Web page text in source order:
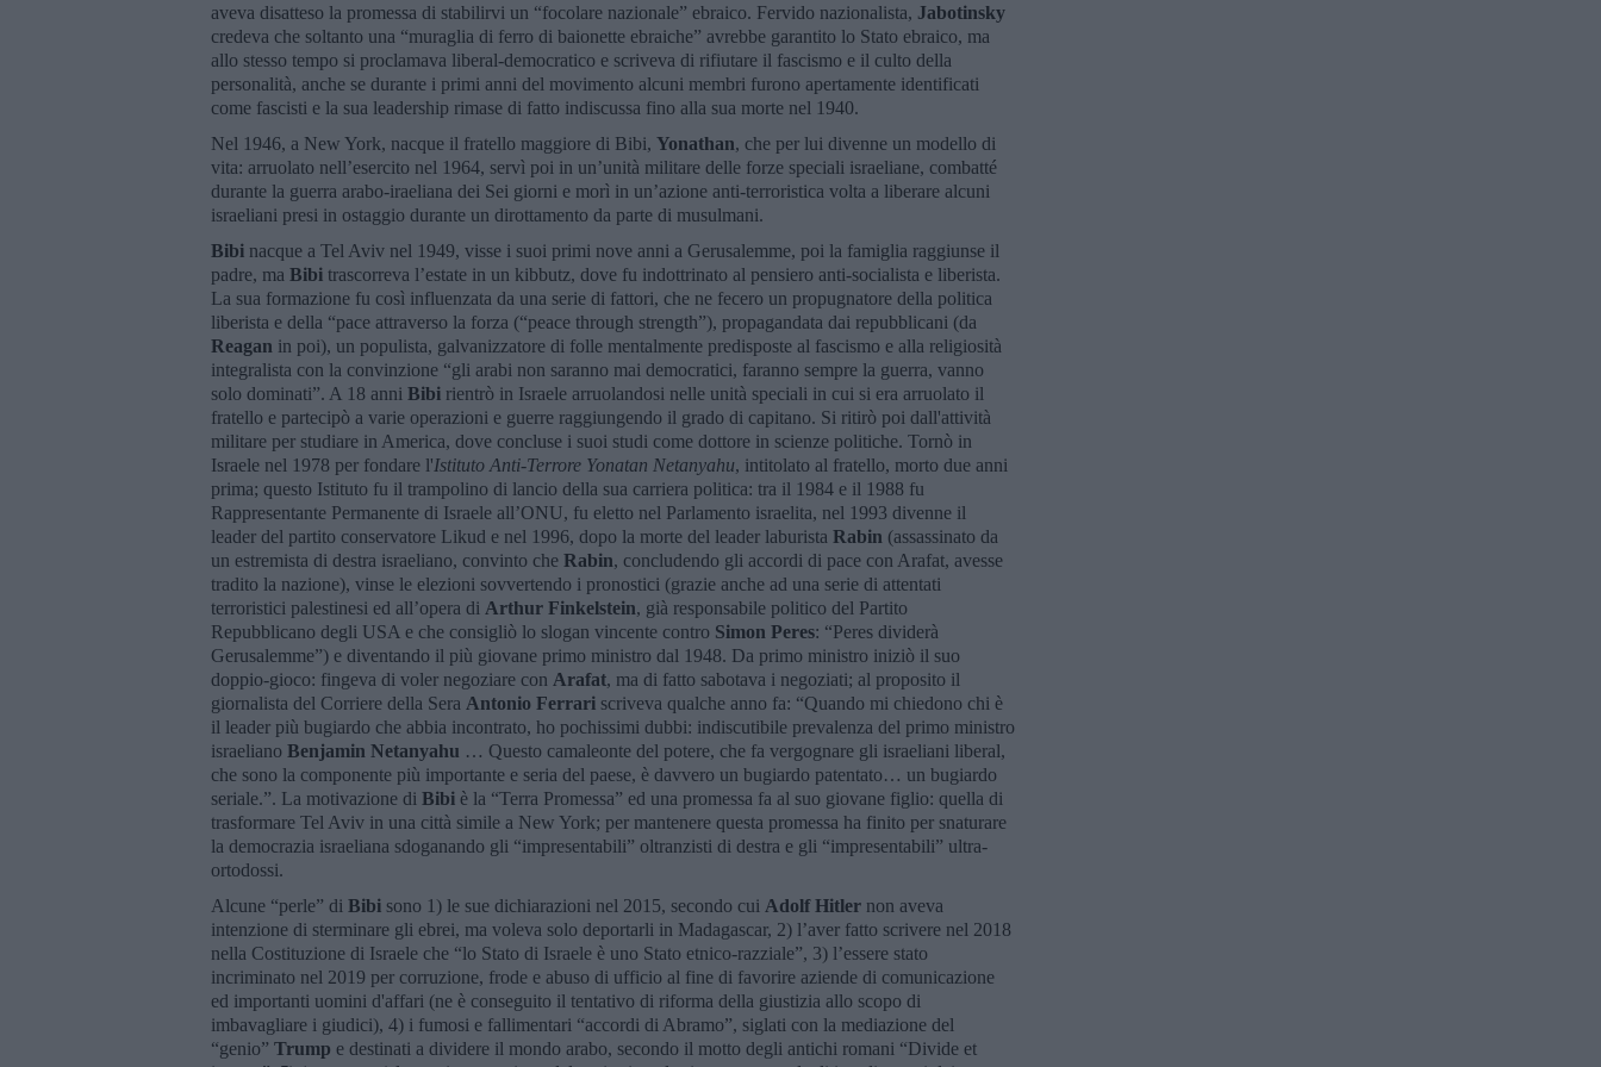
aveva disatteso la promessa di stabilirvi un “focolare nazionale” ebraico. Fervido nazionalista, Jabotinsky
credeva che soltanto una “muraglia di ferro di baionette ebraiche” avrebbe garantito lo Stato ebraico, ma
allo stesso tempo si proclamava liberal-democratico e scriveva di rifiutare il fascismo e il culto della
personalità, anche se durante i primi anni del movimento alcuni membri furono apertamente identificati
come fascisti e la sua leadership rimase di fatto indiscussa fino alla sua morte nel 1940.
Nel 1946, a New York, nacque il fratello maggiore di Bibi, Yonathan, che per lui divenne un modello di
vita: arruolato nell’esercito nel 1964, servì poi in un’unità militare delle forze speciali israeliane, combatté
durante la guerra arabo-iraeliana dei Sei giorni e morì in un’azione anti-terroristica volta a liberare alcuni
israeliani presi in ostaggio durante un dirottamento da parte di musulmani.
Bibi nacque a Tel Aviv nel 1949, visse i suoi primi nove anni a Gerusalemme, poi la famiglia raggiunse il
padre, ma Bibi trascorreva l’estate in un kibbutz, dove fu indottrinato al pensiero anti-socialista e liberista.
La sua formazione fu così influenzata da una serie di fattori, che ne fecero un propugnatore della politica
liberista e della “pace attraverso la forza (“peace through strength”), propagandata dai repubblicani (da
Reagan in poi), un populista, galvanizzatore di folle mentalmente predisposte al fascismo e alla religiosità
integralista con la convinzione “gli arabi non saranno mai democratici, faranno sempre la guerra, vanno
solo dominati”. A 18 anni Bibi rientrò in Israele arruolandosi nelle unità speciali in cui si era arruolato il
fratello e partecipò a varie operazioni e guerre raggiungendo il grado di capitano. Si ritirò poi dall'attività
militare per studiare in America, dove concluse i suoi studi come dottore in scienze politiche. Tornò in
Israele nel 1978 per fondare l'Istituto Anti-Terrore Yonatan Netanyahu, intitolato al fratello, morto due anni
prima; questo Istituto fu il trampolino di lancio della sua carriera politica: tra il 1984 e il 1988 fu
Rappresentante Permanente di Israele all’ONU, fu eletto nel Parlamento israelita, nel 1993 divenne il
leader del partito conservatore Likud e nel 1996, dopo la morte del leader laburista Rabin (assassinato da
un estremista di destra israeliano, convinto che Rabin, concludendo gli accordi di pace con Arafat, avesse
tradito la nazione), vinse le elezioni sovvertendo i pronostici (grazie anche ad una serie di attentati
terroristici palestinesi ed all’opera di Arthur Finkelstein, già responsabile politico del Partito
Repubblicano degli USA e che consigliò lo slogan vincente contro Simon Peres: “Peres dividerà
Gerusalemme”) e diventando il più giovane primo ministro dal 1948. Da primo ministro iniziò il suo
doppio-gioco: fingeva di voler negoziare con Arafat, ma di fatto sabotava i negoziati; al proposito il
giornalista del Corriere della Sera Antonio Ferrari scriveva qualche anno fa: “Quando mi chiedono chi è
il leader più bugiardo che abbia incontrato, ho pochissimi dubbi: indiscutibile prevalenza del primo ministro
israeliano Benjamin Netanyahu … Questo camaleonte del potere, che fa vergognare gli israeliani liberal,
che sono la componente più importante e seria del paese, è davvero un bugiardo patentato… un bugiardo
seriale.”. La motivazione di Bibi è la “Terra Promessa” ed una promessa fa al suo giovane figlio: quella di
trasformare Tel Aviv in una città simile a New York; per mantenere questa promessa ha finito per snaturare
la democrazia israeliana sdoganando gli “impresentabili” oltranzisti di destra e gli “impresentabili” ultra-
ortodossi.
Alcune “perle” di Bibi sono 1) le sue dichiarazioni nel 2015, secondo cui Adolf Hitler non aveva
intenzione di sterminare gli ebrei, ma voleva solo deportarli in Madagascar, 2) l’aver fatto scrivere nel 2018
nella Costituzione di Israele che “lo Stato di Israele è uno Stato etnico-razziale”, 3) l’essere stato
incriminato nel 2019 per corruzione, frode e abuso di ufficio al fine di favorire aziende di comunicazione
ed importanti uomini d'affari (ne è conseguito il tentativo di riforma della giustizia allo scopo di
imbavagliare i giudici), 4) i fumosi e fallimentari “accordi di Abramo”, siglati con la mediazione del
“genio” Trump e destinati a dividere il mondo arabo, secondo il motto degli antichi romani “Divide et